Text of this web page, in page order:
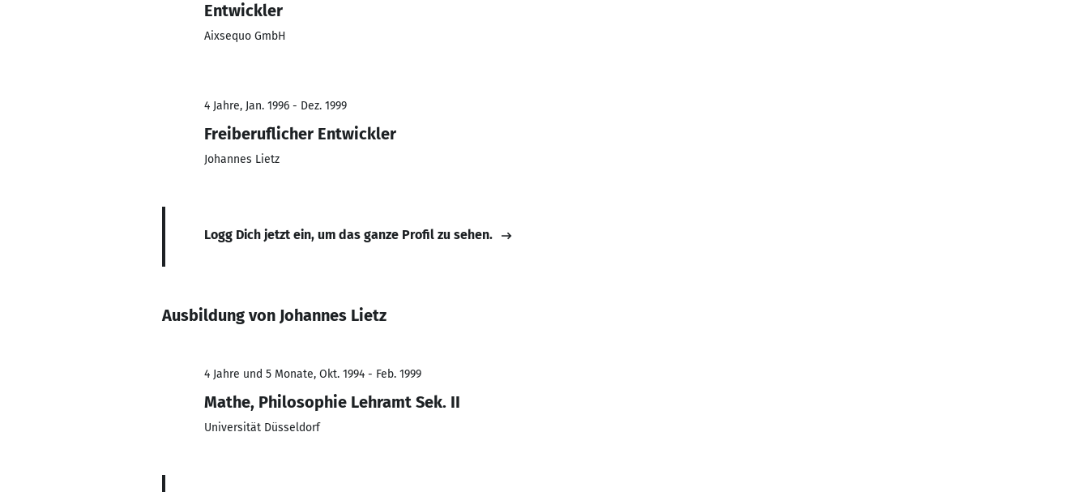
Entwickler
Aixsequo GmbH
4 Jahre, Jan. 1996 - Dez. 1999
Freiberuflicher Entwickler
Johannes Lietz
Logg Dich jetzt ein, um das ganze Profil zu sehen.
Ausbildung von Johannes Lietz
4 Jahre und 5 Monate, Okt. 1994 - Feb. 1999
Mathe, Philosophie Lehramt Sek. II
Universität Düsseldorf